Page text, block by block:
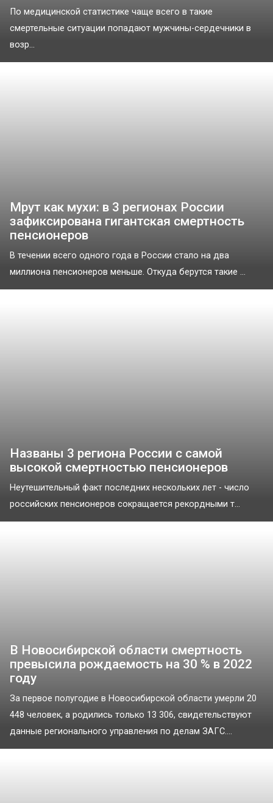
По медицинской статистике чаще всего в такие
смертельные ситуации попадают мужчины-сердечники в
возр...
Мрут как мухи: в 3 регионах России
зафиксирована гигантская смертность
пенсионеров
В течении всего одного года в России стало на два
миллиона пенсионеров меньше. Откуда берутся такие ...
Названы 3 региона России с самой
высокой смертностью пенсионеров
Неутешительный факт последних нескольких лет - число
российских пенсионеров сокращается рекордными т...
В Новосибирской области смертность
превысила рождаемость на 30 % в 2022
году
За первое полугодие в Новосибирской области умерли 20
448 человек, а родились только 13 306, свидетельствуют
данные регионального управления по делам ЗАГС....